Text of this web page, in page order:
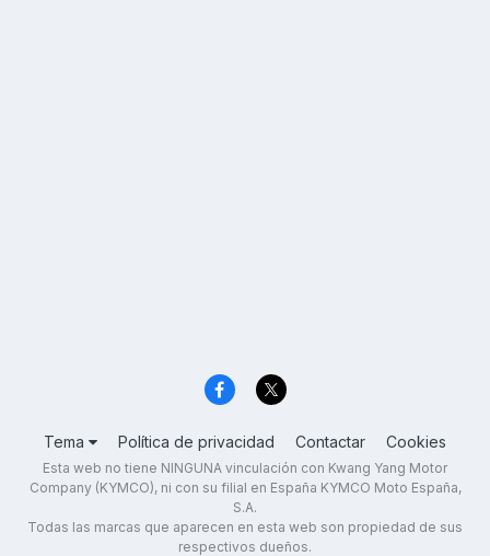
Tema Política de privacidad Contactar Cookies
Esta web no tiene NINGUNA vinculación con Kwang Yang Motor
Company (KYMCO), ni con su filial en España KYMCO Moto España,
S.A.
Todas las marcas que aparecen en esta web son propiedad de sus
respectivos dueños.